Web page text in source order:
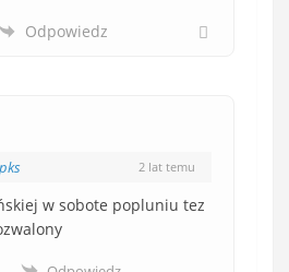
Odpowiedz
pks 2 lat temu
w sobote popluniu tez